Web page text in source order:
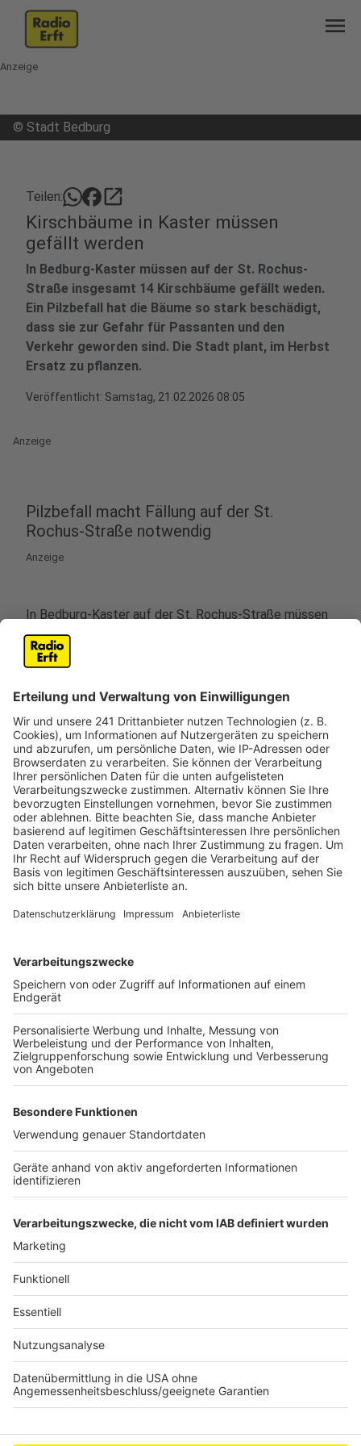
menu
Anzeige
© Stadt Bedburg
Teilen: open_in_new
Kirschbäume in Kaster müssen
gefällt werden
In Bedburg-Kaster müssen auf der St. Rochus-
Straße insgesamt 14 Kirschbäume gefällt weden.
Ein Pilzbefall hat die Bäume so stark beschädigt,
dass sie zur Gefahr für Passanten und den
Verkehr geworden sind. Die Stadt plant, im Herbst
Ersatz zu pflanzen.
Veröffentlicht: Samstag, 21.02.2026 08:05
Anzeige
Pilzbefall macht Fällung auf der St.
Rochus-Straße notwendig
Anzeige
In Bedburg-Kaster auf der St. Rochus-Straße müssen
derzeit 14 Kirschbäume gefällt werden. Die Stadt
Bedburg hat die Maßnahme angeordnet, weil die
Bäume von einem Pilz befallen sind. Durch den Befall
sind die Kirschbäume von innen faul, teilweise hohl und
Äste abbrechen und so Fußgänger, Radfahrer oder
Autofahrer gefährden.
Die Fällarbeiten werden vom Bauhof der Stadt
durchgeführt. Vor Beginn der Arbeiten haben Experten
sichergestellt, dass keine geschützten Tiere in den
betroffenen Bäumen leben. Im Herbst plant die Stadt,
an gleicher Stelle neue Bäume zu pflanzen.
Anzeige
© Stadt Bedburg
Morsche Kirschbäume in Kaster gefällt
Weitere Themen von Rhein und Erft
Sperrungen im Bedburger Schlosspark
Kampf gegen Saatkrähen geht weiter
Gesund und günstig - Tipps von
Ernährungsberaterin
Anzeige
Anzeige